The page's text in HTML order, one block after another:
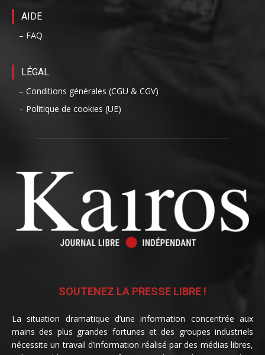
AIDE
– FAQ
LÉGAL
– Conditions générales (CGU & CGV)
– Politique de cookies (UE)
SOUTENEZ LA PRESSE LIBRE !
La situation dramatique d’une information concentrée aux
mains des plus grandes fortunes et des groupes industriels
nécessite un travail d’information réalisé par des médias libres,